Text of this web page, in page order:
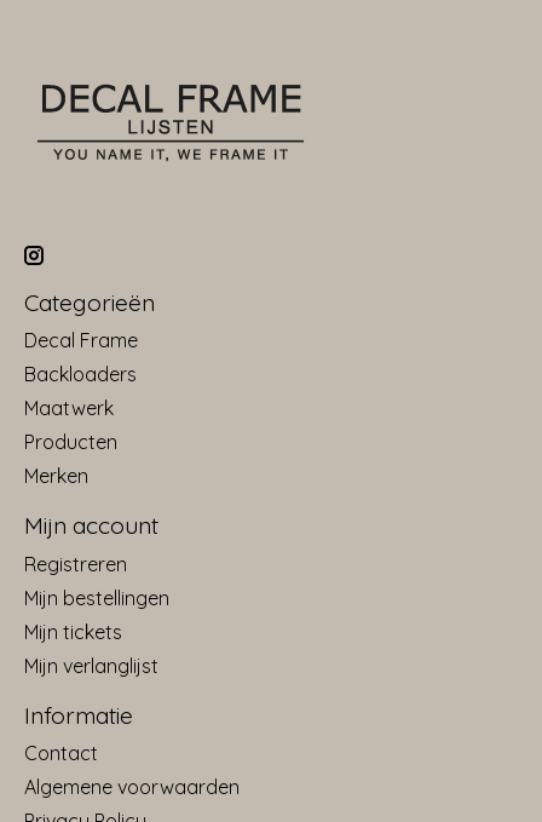
Categorieën
Decal Frame
Backloaders
Maatwerk
Producten
Merken
Mijn account
Registreren
Mijn bestellingen
Mijn tickets
Mijn verlanglijst
Informatie
Contact
Algemene voorwaarden